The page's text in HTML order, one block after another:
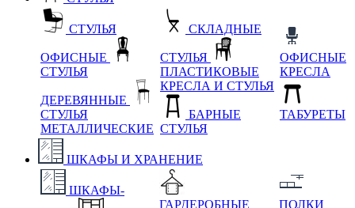
СТУЛЬЯ
ОФИСНЫЕ
СТУЛЬЯ
ДЕРЕВЯННЫЕ
СТУЛЬЯ
МЕТАЛЛИЧЕСКИЕ
СКЛАДНЫЕ
СТУЛЬЯ
ПЛАСТИКОВЫЕ
КРЕСЛА И СТУЛЬЯ
БАРНЫЕ
СТУЛЬЯ
ОФИСНЫЕ
КРЕСЛА
ТАБУРЕТЫ
ШКАФЫ И ХРАНЕНИЕ
ШКАФЫ-
ГАРДЕРОБНЫЕ
ПОЛКИ